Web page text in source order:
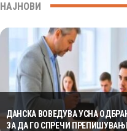
НАЈНОВИ
ДАНСКА ВОВЕДУВА УСНА
ЗА ДА ГО СПРЕЧИ